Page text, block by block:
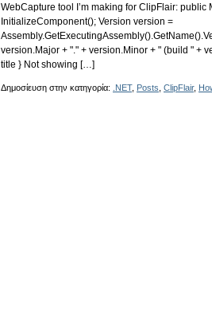
WebCapture tool I’m making for ClipFlair: public
InitializeComponent(); Version version =
version.Major + "." + version.Minor + " (build " +
title } Not showing […]
Δημοσίευση στην κατηγορία: .NET, Posts ClipFlair,